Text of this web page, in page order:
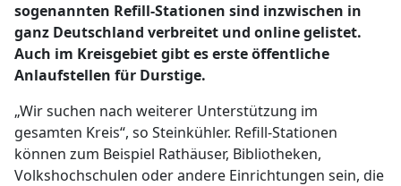
sogenannten Refill-Stationen sind inzwischen in
ganz Deutschland verbreitet und online gelistet.
Auch im Kreisgebiet gibt es erste öffentliche
Anlaufstellen für Durstige.
„Wir suchen nach weiterer Unterstützung im
gesamten Kreis“, so Steinkühler. Refill-Stationen
können zum Beispiel Rathäuser, Bibliotheken,
Volkshochschulen oder andere Einrichtungen sein, die